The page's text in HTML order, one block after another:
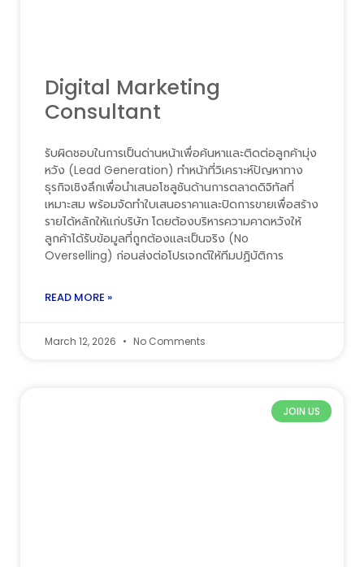
Digital Marketing
Consultant
รับผิดชอบในการเป็นด่านหน้าเพื่อค้นหาและติดต่อลูกค้ามุ่ง
หวัง (Lead Generation) ทำหน้าที่วิเคราะห์ปัญหาทาง
ธุรกิจเชิงลึกเพื่อนำเสนอโซลูชันด้านการตลาดดิจิทัลที่
เหมาะสม พร้อมจัดทำใบเสนอราคาและปิดการขายเพื่อสร้าง
รายได้หลักให้แก่บริษัท โดยต้องบริหารความคาดหวังให้
ลูกค้าได้รับข้อมูลที่ถูกต้องและเป็นจริง (No
Overselling) ก่อนส่งต่อโปรเจกต์ให้ทีมปฏิบัติการ
READ MORE »
March 12, 2026 No Comments
JOIN US